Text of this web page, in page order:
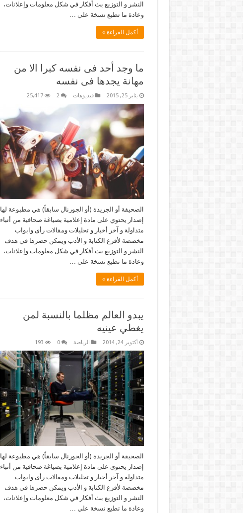
النشر و التوزيع بث أفكار في شكل معلومات وإعلانات،
وعادة ما تطبع نسخة علي …
أكمل القراءة »
ما وجد أحد فى نفسه كبرا الا من
مهانة يجدها فى نفسه
يناير 25, 2015 فيديوهات 2
25,417
الصحيفة أو الجريدة (أو الجورنال سابقاً) هي مطبوعة لها
إصدار يحتوي على مادة إعلامية بصياغة صحافية من أنباء
متداولة و آخر أخبار و تحليلات ومقالات رأى وابواب
مخصصة لأفرع الكتابة و الأدب ويمكن حصرها في هدف
النشر و التوزيع بث أفكار في شكل معلومات وإعلانات،
وعادة ما تطبع نسخة علي …
أكمل القراءة »
يبدو العالم مظلما بالنسبة لمن
يغطي عينيه
أكتوبر 24, 2014 الرياضة 0
193
الصحيفة أو الجريدة (أو الجورنال سابقاً) هي مطبوعة لها
إصدار يحتوي على مادة إعلامية بصياغة صحافية من أنباء
متداولة و آخر أخبار و تحليلات ومقالات رأى وابواب
مخصصة لأفرع الكتابة و الأدب ويمكن حصرها في هدف
النشر و التوزيع بث أفكار في شكل معلومات وإعلانات،
وعادة ما تطبع نسخة علي …